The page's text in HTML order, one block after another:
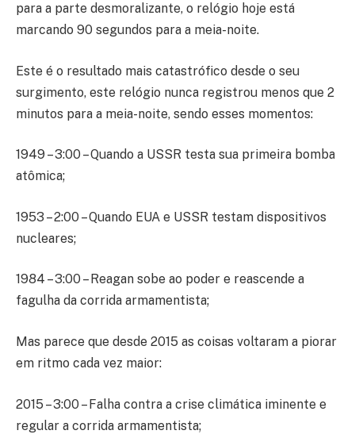
para a parte desmoralizante, o relógio hoje está
marcando 90 segundos para a meia-noite.
Este é o resultado mais catastrófico desde o seu
surgimento, este relógio nunca registrou menos que 2
minutos para a meia-noite, sendo esses momentos:
1949 – 3:00 – Quando a USSR testa sua primeira bomba
atômica;
1953 – 2:00 – Quando EUA e USSR testam dispositivos
nucleares;
1984 – 3:00 – Reagan sobe ao poder e reascende a
fagulha da corrida armamentista;
Mas parece que desde 2015 as coisas voltaram a piorar
em ritmo cada vez maior:
2015 – 3:00 – Falha contra a crise climática iminente e
regular a corrida armamentista;